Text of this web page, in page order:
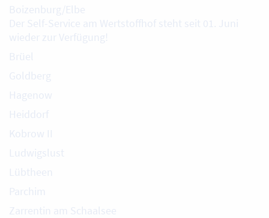
Boizenburg/Elbe
Der Self-Service am Wertstoffhof steht seit 01. Juni
wieder zur Verfügung!
Brüel
Goldberg
Hagenow
Heiddorf
Kobrow II
Ludwigslust
Lübtheen
Parchim
Zarrentin am Schaalsee